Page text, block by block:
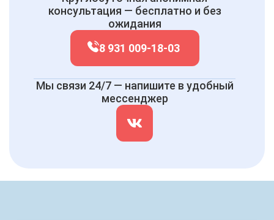
консультация — бесплатно и без
ожидания
8 931 009-18-03
Мы связи 24/7 — напишите в удобный
мессенджер